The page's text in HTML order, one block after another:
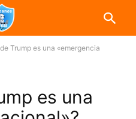
Trump es una «emergencia
es una